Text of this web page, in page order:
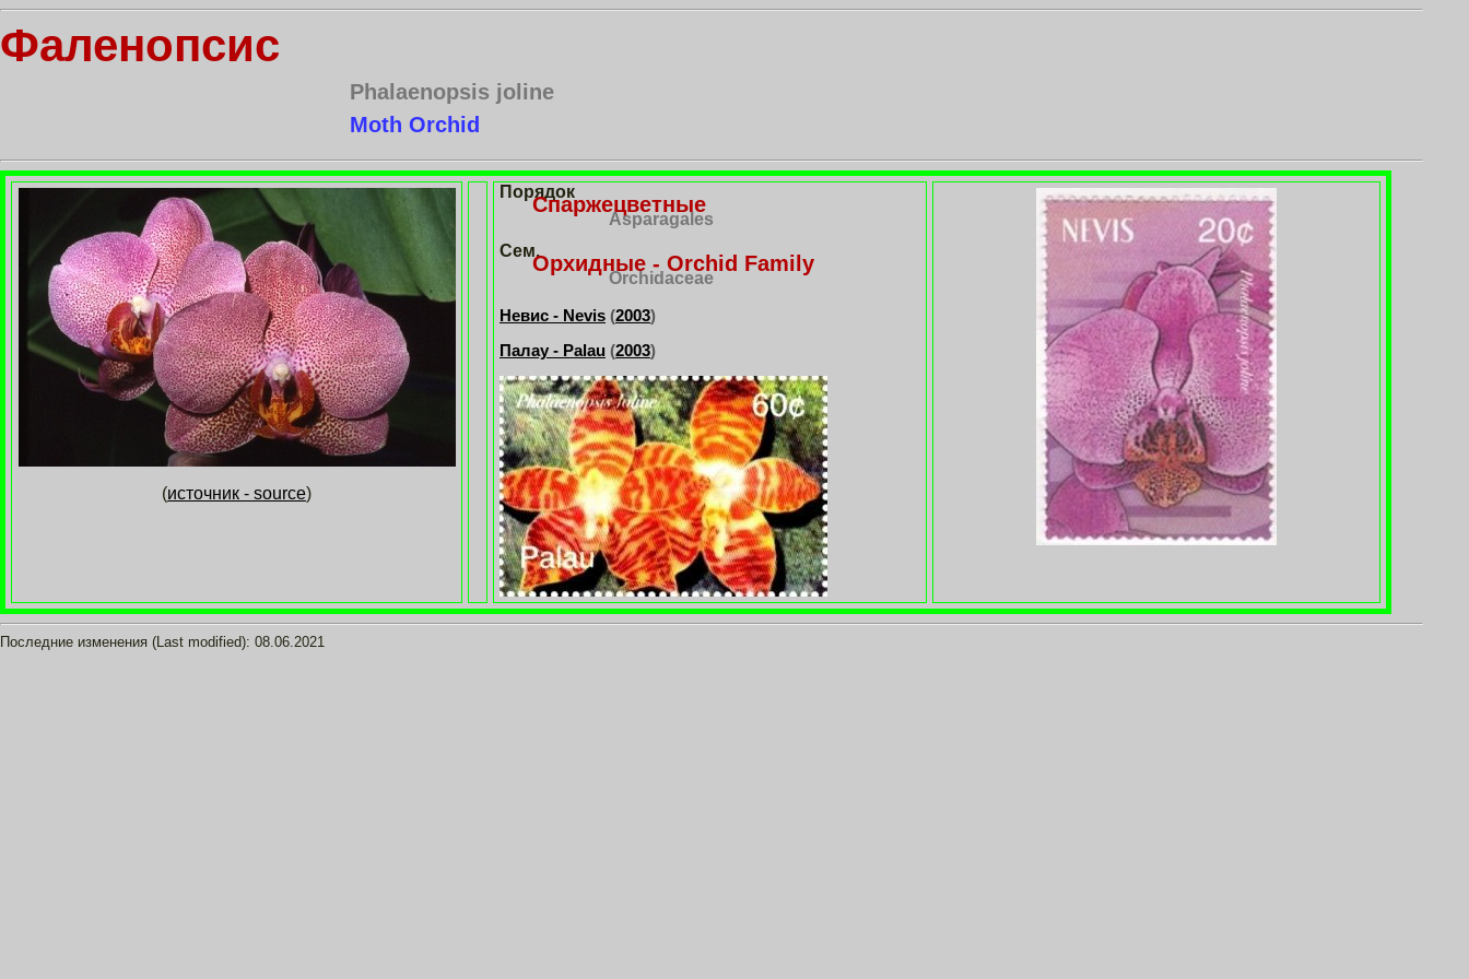
Фаленопсис
Phalaenopsis joline
Moth Orchid
(источник - source)
Порядок
Спаржецветные
Asparagales
Сем.
Орхидные - Orchid Family
Orchidaceae
Невис - Nevis (2003)
Палау - Palau (2003)
Последние изменения (Last modified): 08.06.2021